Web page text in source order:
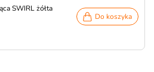
SWIRL żółta
Do koszyka